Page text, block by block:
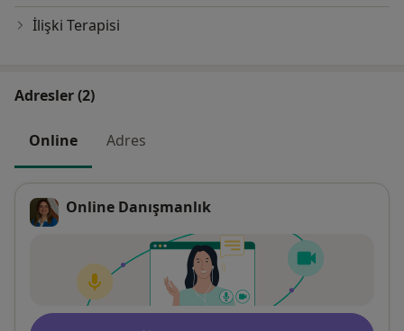
İlişki Terapisi
Adresler (2)
Online Adres
Online Danışmanlık
Uygunluk